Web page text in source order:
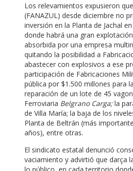
Los relevamientos expusieron
(FANAZUL) desde diciembre no
inversión en la Planta de Jachal
donde habrá una gran
absorbida por una empresa
quitando la posibilidad a
abastecer con explosivos a ese
participación de Fabricaciones
pública por $1.500 millones para
reparación de un lote de 45
Ferroviaria Belgrano Carga;la
de Villa María; la baja de los
Planta de Beltrán (más
años), entre otras.
El sindicato estatal denunció
vaciamiento y advirtió que darça
lo público, en cada territorio